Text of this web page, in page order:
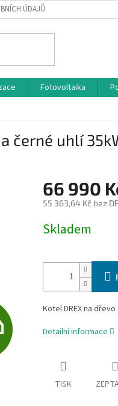
ÚDAJŮ
Fotovoltaika
černé uhlí
Z
D
66 990
55 363,64 Kč bez
cena:
Skladem
Kotel DREX na
Detailní informace
TISK